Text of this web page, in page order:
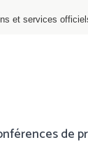
et services
de